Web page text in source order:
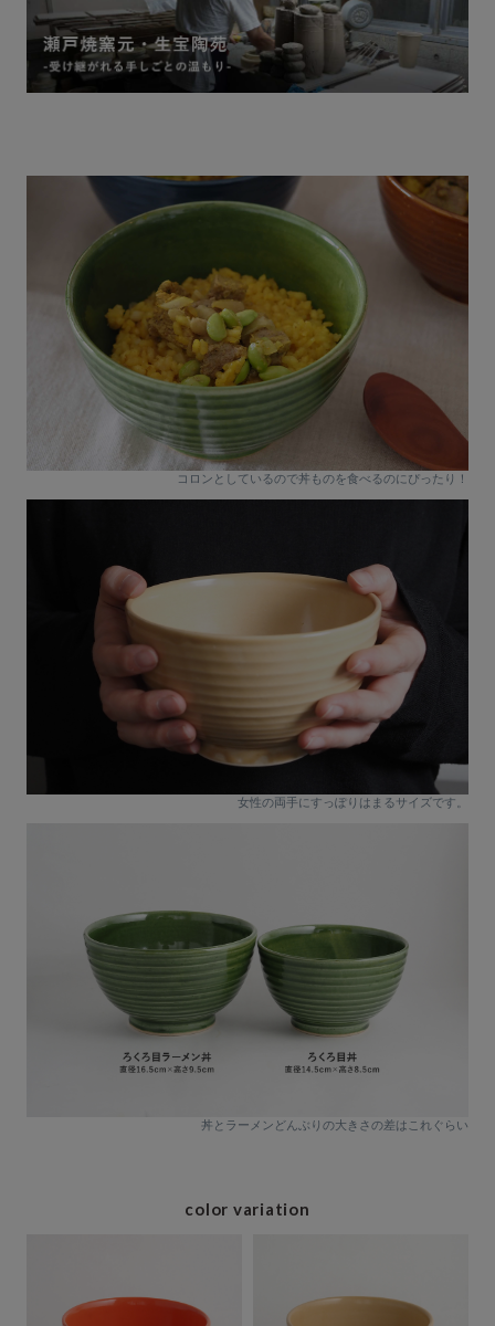
コロンとしているので丼ものを食べるのにぴったり！
女性の両手にすっぽりはまるサイズです。
丼とラーメンどんぶりの大きさの差はこれぐらい
color variation